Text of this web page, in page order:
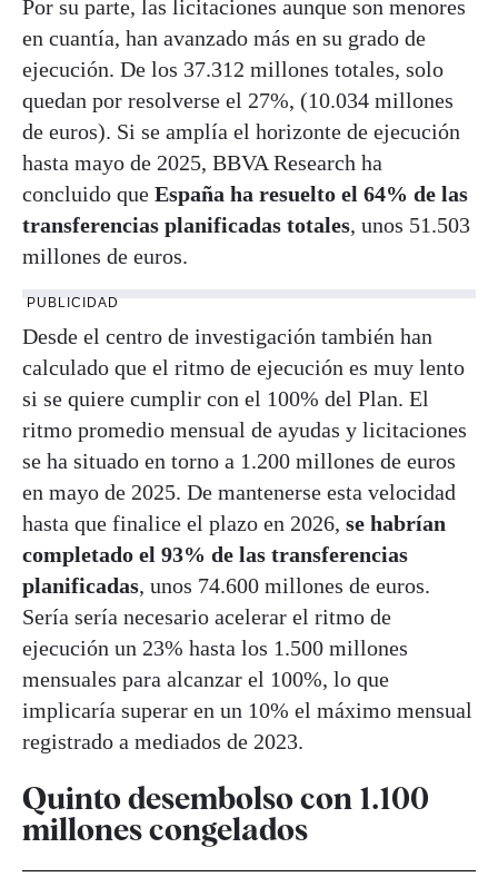
Por su parte, las licitaciones aunque son menores
en cuantía, han avanzado más en su grado de
ejecución. De los 37.312 millones totales, solo
quedan por resolverse el 27%, (10.034 millones
de euros). Si se amplía el horizonte de ejecución
hasta mayo de 2025, BBVA Research ha
concluido que España ha resuelto el 64% de las
transferencias planificadas totales, unos 51.503
millones de euros.
PUBLICIDAD
Desde el centro de investigación también han
calculado que el ritmo de ejecución es muy lento
si se quiere cumplir con el 100% del Plan. El
ritmo promedio mensual de ayudas y licitaciones
se ha situado en torno a 1.200 millones de euros
en mayo de 2025. De mantenerse esta velocidad
hasta que finalice el plazo en 2026, se habrían
completado el 93% de las transferencias
planificadas, unos 74.600 millones de euros.
Sería sería necesario acelerar el ritmo de
ejecución un 23% hasta los 1.500 millones
mensuales para alcanzar el 100%, lo que
implicaría superar en un 10% el máximo mensual
registrado a mediados de 2023.
Quinto desembolso con 1.100
millones congelados